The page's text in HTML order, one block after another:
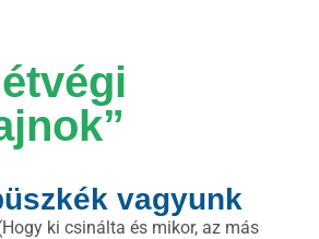
vagyunk
ki csinálta és mikor, az más